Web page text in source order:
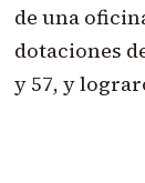
de una
dotaciones
y 57, y